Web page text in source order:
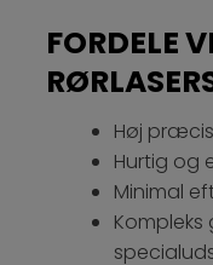
FORDELE
Høj
Hurtig og
Minimal